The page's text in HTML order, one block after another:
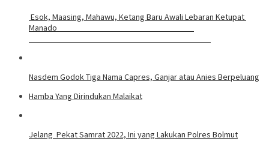
Esok, Maasing, Mahawu, Ketang Baru Awali Lebaran Ketupat
Manado
Nasdem Godok Tiga Nama Capres, Ganjar atau Anies Berpeluang
Hamba Yang Dirindukan Malaikat
Jelang Pekat Samrat 2022, Ini yang Lakukan Polres Bolmut